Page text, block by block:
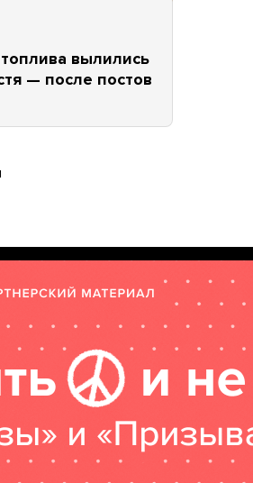
вылились
— после постов